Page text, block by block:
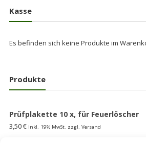
Kasse
Es befinden sich keine Produkte im
Produkte
Prüfplakette 10 x, für Feuerlöscher
3,50€ inkl. 19% MwSt. zzgl. Versand